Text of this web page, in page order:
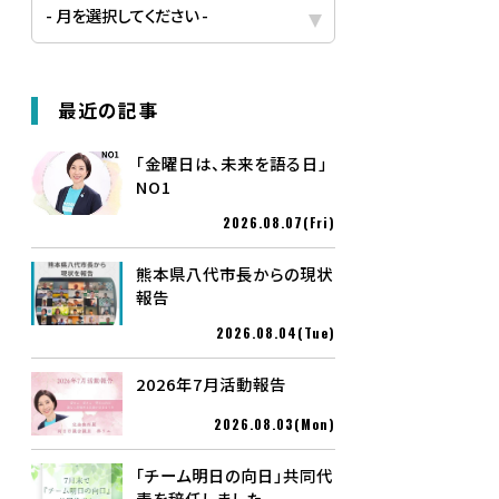
最近の記事
「金曜日は、未来を語る日」
NO1
2026.08.07(Fri)
熊本県八代市長からの現状
報告
2026.08.04(Tue)
2026年7月活動報告
2026.08.03(Mon)
「チーム明日の向日」共同代